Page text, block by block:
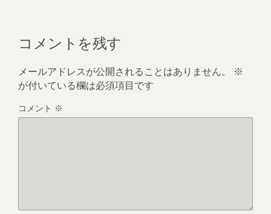
コメントを残す
メールアドレスが公開されることはありません。
※
が付いている欄は必須項目です
コメント ※